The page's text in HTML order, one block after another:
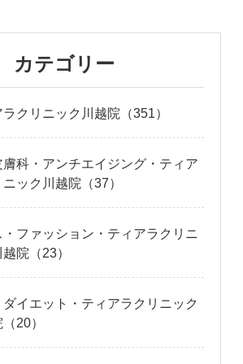
カテゴリー
クリニック川越院（351）
膚科・アンチエイジング・ティア
ック川越院（37）
・ファッション・ティアラクリニ
院（23）
イエット・ティアラクリニック
20）